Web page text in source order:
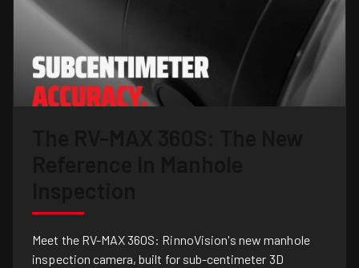
Meet the RV-MAX 360S: RinnoVision's new manhole
inspection camera, built for sub-centimeter 3D